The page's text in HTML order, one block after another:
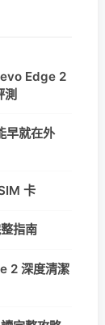
Edge 2
早就在外
卡
指南
2 深度清潔